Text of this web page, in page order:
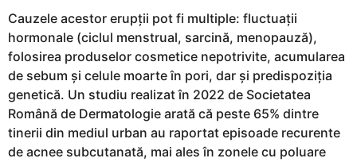
Cauzele acestor erupții pot fi multiple: fluctuații
hormonale (ciclul menstrual, sarcină, menopauză),
folosirea produselor cosmetice nepotrivite, acumularea
de sebum și celule moarte în pori, dar și predispoziția
genetică. Un studiu realizat în 2022 de Societatea
Română de Dermatologie arată că peste 65% dintre
tinerii din mediul urban au raportat episoade recurente
de acnee subcutanată, mai ales în zonele cu poluare